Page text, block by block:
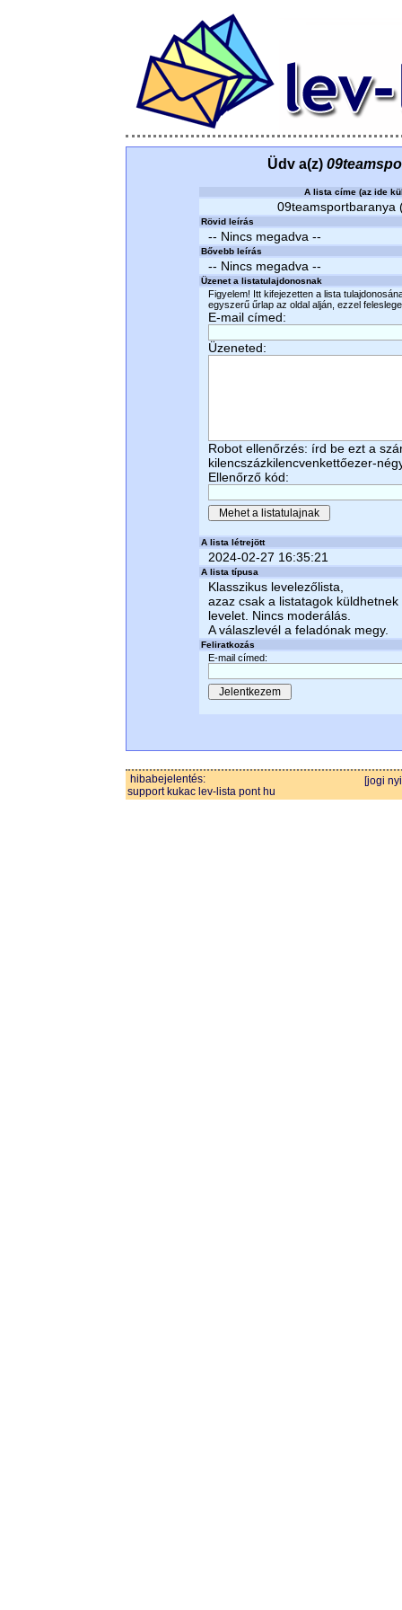
Üdv a(z)
A lista címe (az ide
09teamsportbaranya
Rövid leírás
-- Nincs megadva --
Bővebb leírás
-- Nincs megadva --
Üzenet a listatulajdonosnak
Figyelem! Itt kifejezetten a lista
egyszerű űrlap az oldal alján, ezzel
E-mail címed:
Üzeneted:
Robot ellenőrzés: írd be ezt a
kilencszázkilencvenkettőezer-
Ellenőrző kód:
A lista létrejött
2024-02-27 16:35:21
A lista típusa
Klasszikus levelezőlista,
azaz csak a listatagok küldhetnek
levelet. Nincs moderálás.
A válaszlevél a feladónak megy.
Feliratkozás
E-mail címed:
hibabejelentés:
support kukac lev-lista pont hu
[jogi